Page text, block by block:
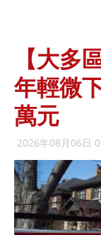
【大多
年輕微
萬元
2026年08月06日